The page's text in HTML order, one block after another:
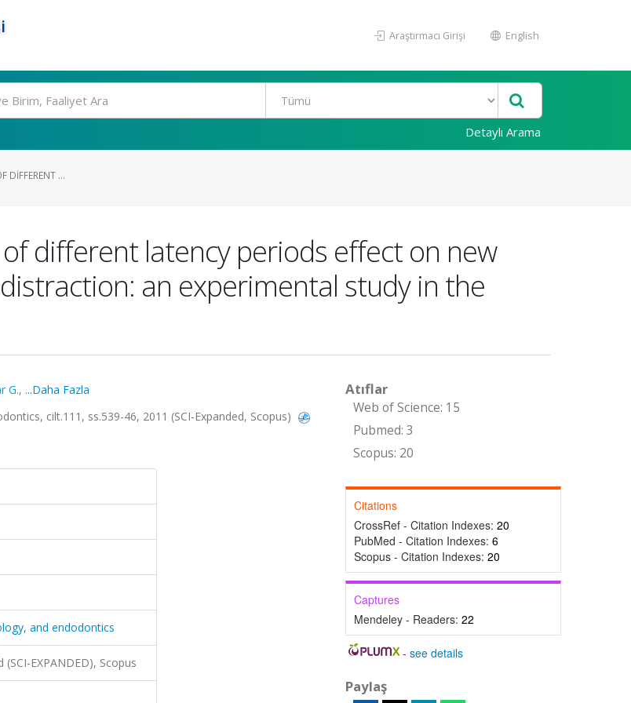
Araştırmacı Girişi English
Detaylı Arama
DIFFERENT ...
different latency periods effect on new
an experimental study in the
G., ...Daha Fazla
cilt.111, ss.539-46, 2011 (SCI-Expanded, Scopus)
and endodontics
EXPANDED), Scopus
Atıflar
Web of Science: 15
Pubmed: 3
Scopus: 20
Citations
CrossRef - Citation Indexes: 20
PubMed - Citation Indexes: 6
Scopus - Citation Indexes: 20
Captures
Mendeley - Readers: 22
-see details
Paylaş